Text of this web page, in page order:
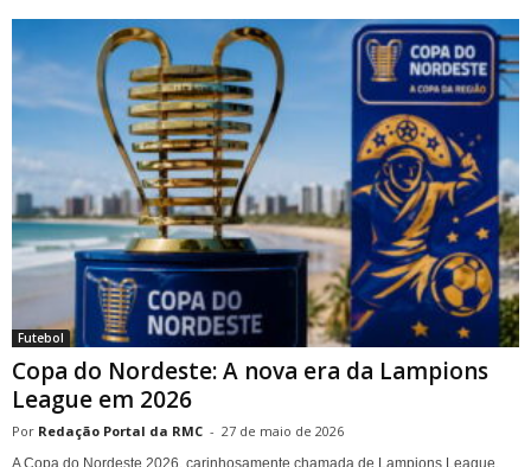
Futebol
Copa do Nordeste: A nova era da Lampions
League em 2026
Redação Portal da RMC - 27 de maio de 2026
A Copa do Nordeste 2026, carinhosamente chamada de Lampions League,